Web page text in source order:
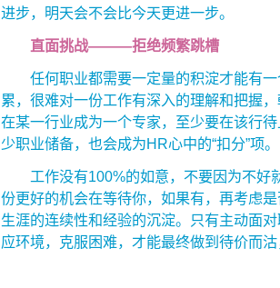
进步，明天会不会比今天更进一步。
直面挑战———拒绝频繁跳槽
任何职业都需要一定量的积淀才能有一
累，很难对一份工作有深入的理解和把握
在某一行业成为一个专家，至少要在该行
少职业储备，也会成为HR心中的“扣分”项。
工作没有100%的如意，不要因为不好
份更好的机会在等待你，如果有，再考虑
生涯的连续性和经验的沉淀。只有主动面
应环境，克服困难，才能最终做到待价而